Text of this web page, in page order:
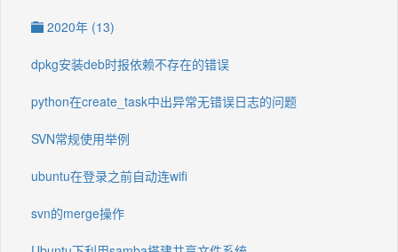
2020年 (13)
dpkg安装deb时报依赖不存在的错误
python在create_task中出异常无错误日志的问题
SVN常规使用举例
ubuntu在登录之前自动连wifi
svn的merge操作